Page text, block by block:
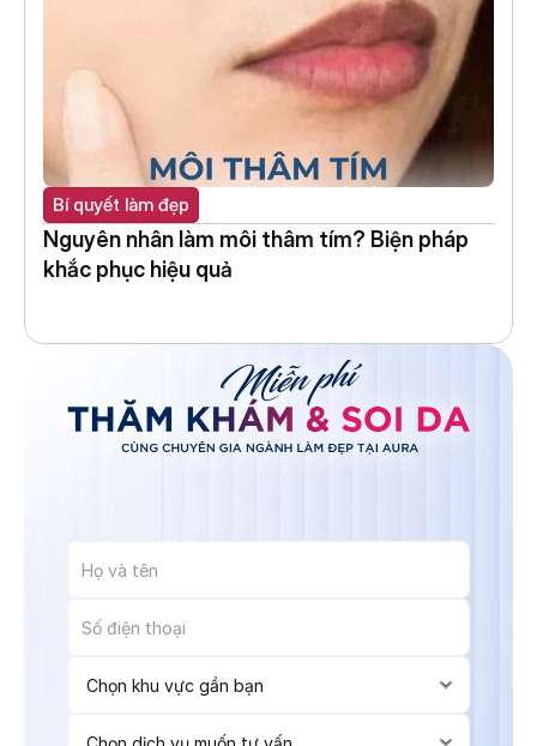
Bí quyết làm đẹp
Nguyên nhân làm môi thâm tím? Biện pháp
khắc phục hiệu quả